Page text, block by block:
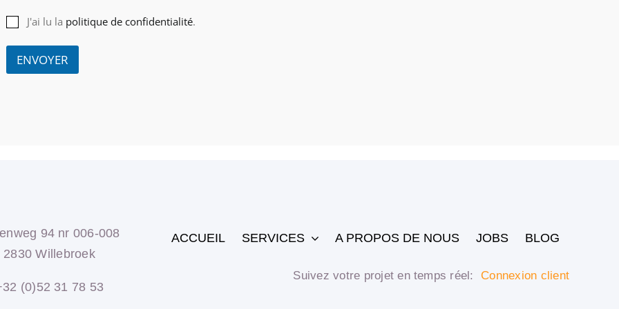
J'ai lu la politique de confidentialité.
ENVOYER
94 nr 006-008
2830 Willebroek
(0)52 31 78 53
ACCUEIL SERVICES A PROPOS DE NOUS JOBS BLOG
Suivez votre projet en temps réel: Connexion client